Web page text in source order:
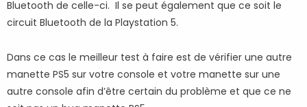
Bluetooth de celle-ci. Il se peut également que ce soit le
circuit Bluetooth de la Playstation 5.
Dans ce cas le meilleur test à faire est de vérifier une autre
manette PS5 sur votre console et votre manette sur une
autre console afin d’être certain du problème et que ce ne